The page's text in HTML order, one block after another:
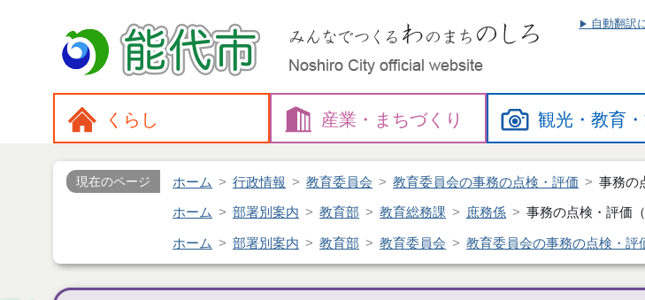
自動翻訳
くらし 産業・ まちづくり 観光・教育・
現在のページ ホーム 行政情報 教育委員会 教育委員会の事務の点検・評価 事務の
ホーム 部署別案内 教育部 教育総務課 庶務係 事務の点検・評価
ホーム 部署別案内 教育部 教育委員会 教育委員会の事務の点検・評